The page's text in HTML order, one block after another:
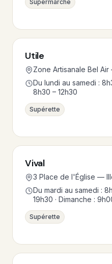
Supermarché
Utile
Zone Artisanale Bel
Du lundi au samedi :
8h30 – 12h30
Supérette
Vival
3 Place de l'Église —
Du mardi au samedi :
19h30 · Dimanche :
Supérette